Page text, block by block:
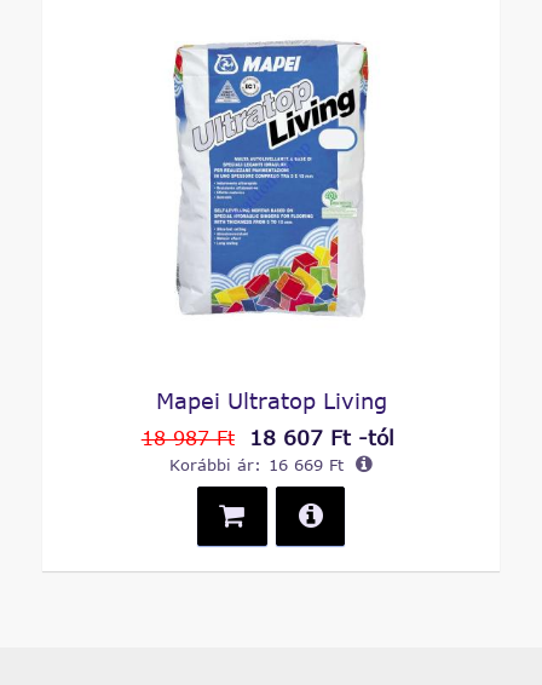
Mapei Ultratop Living
18 987 Ft 18 607 Ft -tól
Korábbi ár: 16 669 Ft